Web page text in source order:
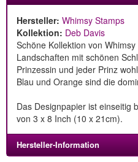
Hersteller: Whimsy Stamps
Kollektion: Deb Davis
Schöne Kollektion von
Landschaften mit schönen
Prinzessin und jeder Prinz
Blau und Orange sind die
Das Designpapier ist einseitig
von 3 x 8 Inch (10 x 21cm).
Hersteller-Information